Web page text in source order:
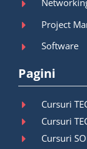
Project
Software
Pagini
Cursuri
Cursuri
Cursuri